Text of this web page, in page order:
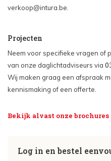
verkoop@intura.be
Projecten
Neem voor specifieke vragen of
van onze daglichtadviseurs via
Wij maken graag een afspraak
kennismaking of een offerte.
Bekijk alvast onze brochures
Log in en bestel